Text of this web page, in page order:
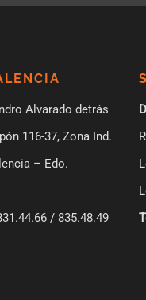
Alvarado detrás
116-37, Zona Ind.
– Edo.
/ 835.48.49